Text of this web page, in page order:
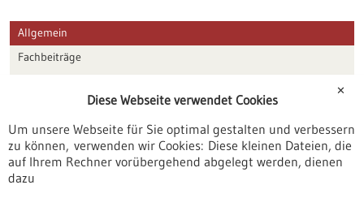
Allgemein
Fachbeiträge
Veranstaltungen
Erscheinungsdatum
✕
Diese Webseite verwendet Cookies
Um unsere Webseite für Sie optimal gestalten und verbessern
zu können, verwenden wir Cookies: Diese kleinen Dateien, die
auf Ihrem Rechner vorübergehend abgelegt werden, dienen
dazu